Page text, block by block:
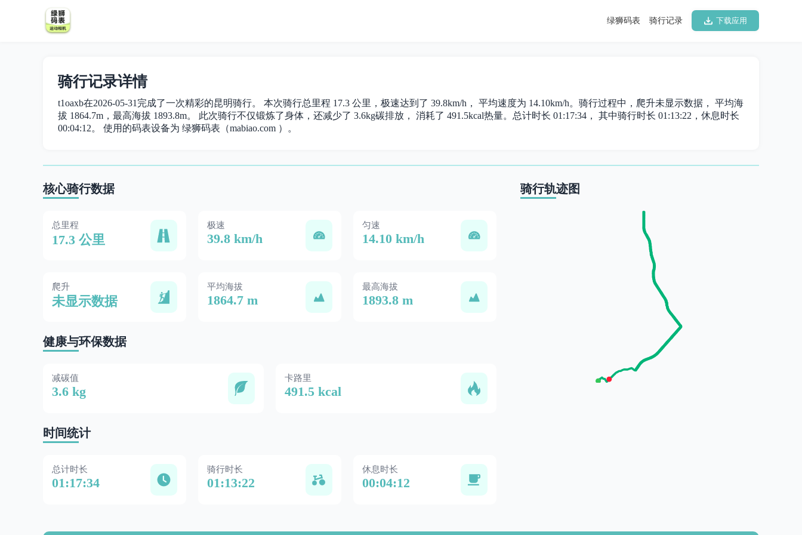
下载应用
骑行记录
绿狮码表
骑行记录详情
t1oaxb在2026-05-31完成了一次精彩的昆明骑行。 本次骑行总里程 17.3 公里，极速达到了 39.8km/h， 平均速度为 14.10km/h。骑行过程中，爬升未显示数据， 平均海
拔 1864.7m，最高海拔 1893.8m。 此次骑行不仅锻炼了身体，还减少了 3.6kg碳排放， 消耗了 491.5kcal热量。总计时长 01:17:34， 其中骑行时长 01:13:22，休息时长
00:04:12。 使用的码表设备为 绿狮码表（mabiao.com ）。
核心骑行数据
总里程
17.3 公里
极速
39.8 km/h
匀速
14.10 km/h
爬升
未显示数据
平均海拔
1864.7 m
最高海拔
1893.8 m
健康与环保数据
减碳值
3.6 kg
卡路里
491.5 kcal
时间统计
总计时长
01:17:34
骑行时长
01:13:22
休息时长
00:04:12
骑行轨迹图